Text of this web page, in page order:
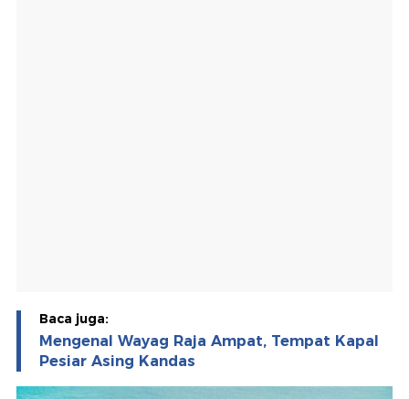
Baca juga:
Mengenal Wayag Raja Ampat, Tempat Kapal
Pesiar Asing Kandas